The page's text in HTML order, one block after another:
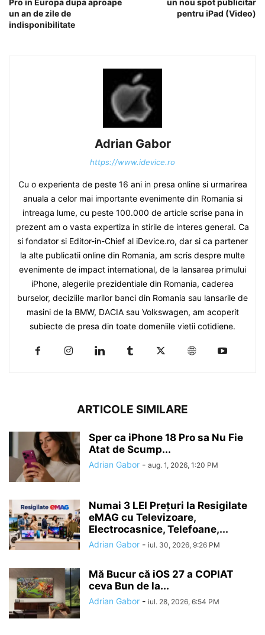
un an de zile de
indisponibilitate
pentru iPad (Video)
Adrian Gabor
https://www.idevice.ro
Cu o experienta de peste 16 ani in presa online si urmarirea
anuala a celor mai importante evenimente din Romania si
intreaga lume, cu peste 100.000 de article scrise pana in
prezent am o vasta expertiza in stirile de interes general. Ca
si fondator si Editor-in-Chief al iDevice.ro, dar si ca partener
la alte publicatii online din Romania, am scris despre multe
evenimente de impact international, de la lansarea primului
iPhone, alegerile prezidentiale din Romania, caderea
burselor, deciziile marilor banci din Romania sau lansarile de
masini de la BMW, DACIA sau Volkswagen, am acoperit
subiecte de presa din toate domeniile vietii cotidiene.
ARTICOLE SIMILARE
Sper ca iPhone 18 Pro sa Nu Fie
Atat de Scump...
Adrian Gabor - aug. 1, 2026, 1:20 PM
Numai 3 LEI Prețuri la Resigilate
eMAG cu Televizoare,
Electrocasnice, Telefoane,...
Adrian Gabor - iul. 30, 2026, 9:26 PM
Mă Bucur că iOS 27 a COPIAT
ceva Bun de la...
Adrian Gabor - iul. 28, 2026, 6:54 PM